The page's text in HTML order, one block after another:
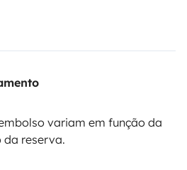
variam em função da
da reserva.